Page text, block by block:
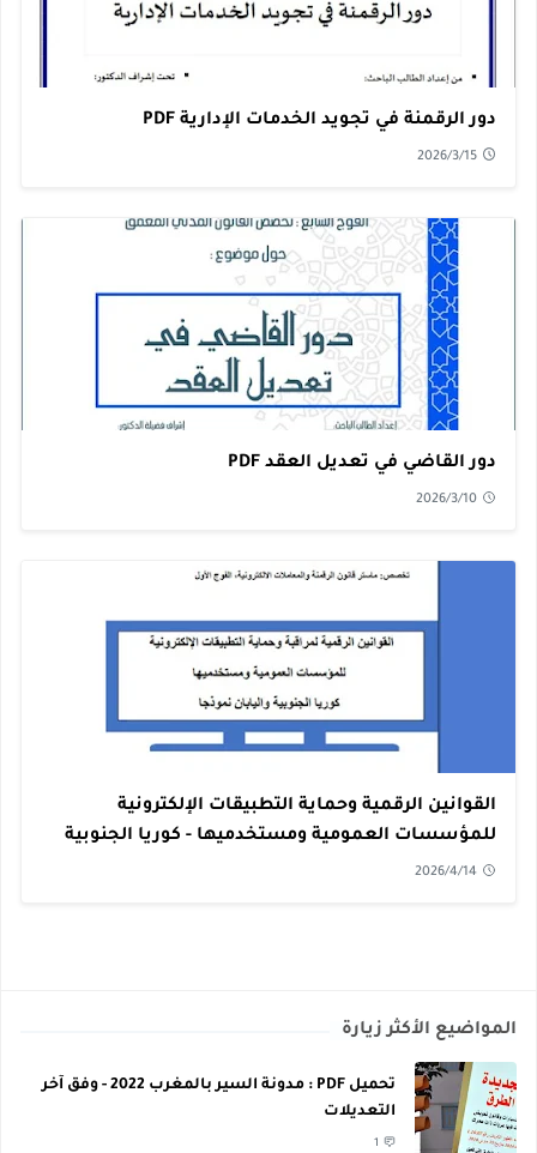
دور الرقمنة في تجويد الخدمات الإدارية PDF
2026/3/15
دور القاضي في تعديل العقد PDF
2026/3/10
القوانين الرقمية وحماية التطبيقات الإلكترونية
للمؤسسات العمومية ومستخدميها - كوريا الجنوبية
واليابان نموذجا - PDF
2026/4/14
المواضيع الأكثر زيارة
تحميل PDF : مدونة السير بالمغرب 2022 - وفق آخر
التعديلات
1